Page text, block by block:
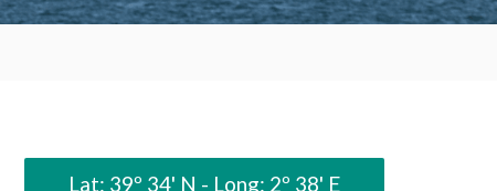
Lat: 39º 34' N - Long: 2º 38' E